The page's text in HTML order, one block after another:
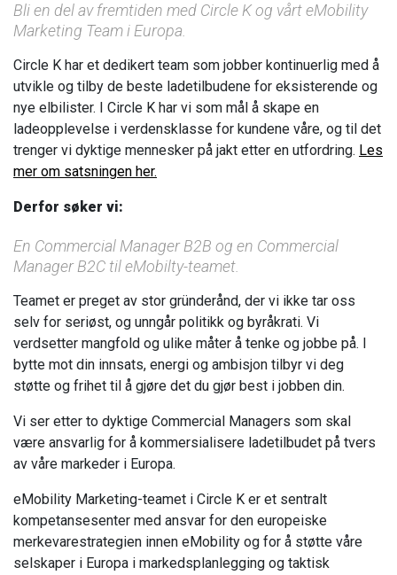
Bli en del av fremtiden med Circle K og vårt eMobility
Marketing Team i Europa.
Circle K har et dedikert team som jobber kontinuerlig med å
utvikle og tilby de beste ladetilbudene for eksisterende og
nye elbilister. I Circle K har vi som mål å skape en
ladeopplevelse i verdensklasse for kundene våre, og til det
trenger vi dyktige mennesker på jakt etter en utfordring. Les
mer om satsningen her.
Derfor søker vi:
En Commercial Manager B2B og en Commercial
Manager B2C til eMobilty-teamet.
Teamet er preget av stor gründerånd, der vi ikke tar oss
selv for seriøst, og unngår politikk og byråkrati. Vi
verdsetter mangfold og ulike måter å tenke og jobbe på. I
bytte mot din innsats, energi og ambisjon tilbyr vi deg
støtte og frihet til å gjøre det du gjør best i jobben din.
Vi ser etter to dyktige Commercial Managers som skal
være ansvarlig for å kommersialisere ladetilbudet på tvers
av våre markeder i Europa.
eMobility Marketing-teamet i Circle K er et sentralt
kompetansesenter med ansvar for den europeiske
merkevarestrategien innen eMobility og for å støtte våre
selskaper i Europa i markedsplanlegging og taktisk